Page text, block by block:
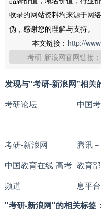
收录的网站资料均来源于网
伪，感谢您的理解与支持。
本文链接： http://
考研-新浪网官网链接：
发现与"考研-新浪网"相关
考研论坛
中国
考研-新浪网
腾讯
中国教育在线-高考
频道
教育
息平台
"考研-新浪网"的相关标签：